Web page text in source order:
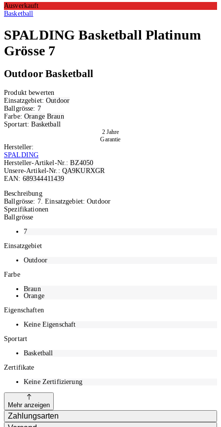
Ausverkauft
Basketball
SPALDING Basketball Platinum
Grösse 7
Outdoor Basketball
Produkt bewerten
Einsatzgebiet:Outdoor
Ballgrösse: 7
Farbe: Orange Braun
Sportart:Basketball
2 Jahre
Garantie
Hersteller:
SPALDING
Hersteller-Artikel-Nr.:BZ4050
Unsere-Artikel-Nr.: QA9KURXGR
EAN: 689344411439
Beschreibung
Ballgrösse: 7. Einsatzgebiet: Outdoor
Spezifikationen
Ballgrösse
7
Einsatzgebiet
Outdoor
Farbe
Braun
Orange
Eigenschaften
Keine Eigenschaft
Sportart
Basketball
Zertifikate
Keine Zertifizierung
Mehr anzeigen
Zahlungsarten